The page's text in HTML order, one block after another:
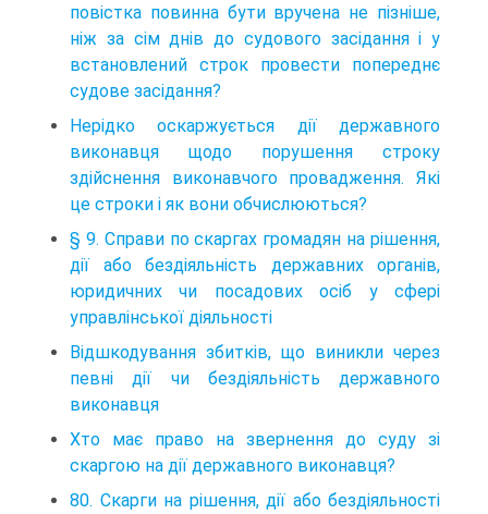
повістка повинна бути вручена не пізніше,
ніж за сім днів до судового засідання і у
встановлений строк провести попереднє
судове засідання?
Нерідко оскаржується дії державного
виконавця щодо порушення строку
здійснення виконавчого провадження. Які
це строки і як вони обчислюються?
§ 9. Справи по скаргах громадян на рішення,
дії або бездіяльність державних органів,
юридичних чи посадових осіб у сфері
управлінської діяльності
Відшкодування збитків, що виникли через
певні дії чи бездіяльність державного
виконавця
Хто має право на звернення до суду зі
скаргою на дії державного виконавця?
80. Скарги на рішення, дії або бездіяльності